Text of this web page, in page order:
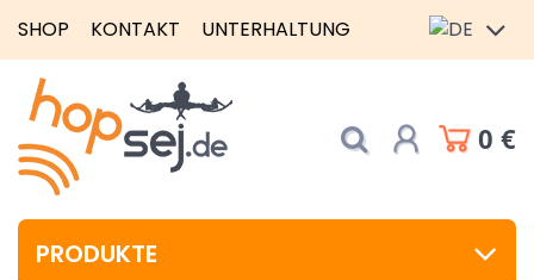
SHOP KONTAKT UNTERHALTUNG
0 €
PRODUKTE